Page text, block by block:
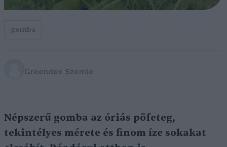
gomba
Greendex Szemle
Népszerű gomba az óriás pöfeteg,
tekintélyes mérete és finom íze sokakat